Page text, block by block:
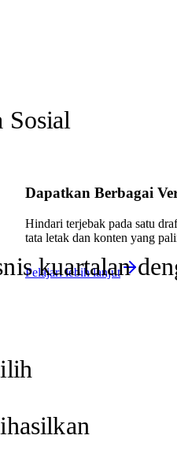
Sosial
Dapatkan Berbagai
Hindari terjebak pada satu
tata letak dan konten yang
Pelajari lebih lanjut
kuartalan